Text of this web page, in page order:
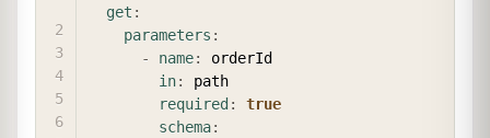
get :
parameters :
-
name:
orderId
in:
path
required :
true
schema: